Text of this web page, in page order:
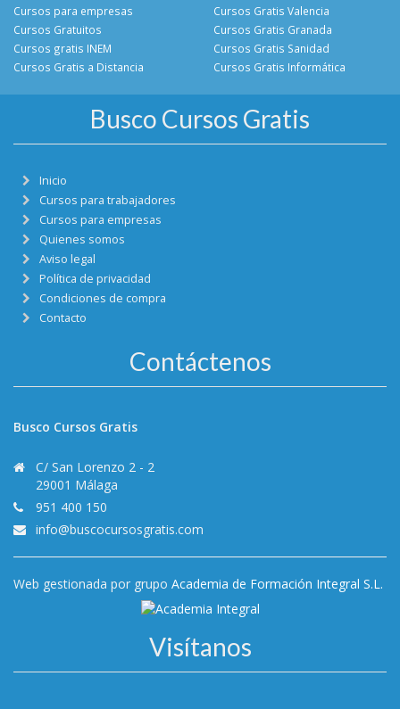
Cursos para empresas
Cursos Gratuitos
Cursos gratis INEM
Cursos Gratis a Distancia
Cursos Gratis Valencia
Cursos Gratis Granada
Cursos Gratis Sanidad
Cursos Gratis Informática
Busco Cursos Gratis
Inicio
Cursos para trabajadores
Cursos para empresas
Quienes somos
Aviso legal
Política de privacidad
Condiciones de compra
Contacto
Contáctenos
Busco Cursos Gratis
C/ San Lorenzo 2 - 2
29001 Málaga
951 400 150
info@buscocursosgratis.com
Web gestionada por grupo Academia de Formación Integral S.L.
Visítanos